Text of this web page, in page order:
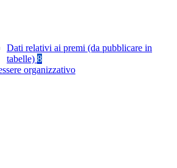
Dati relativi ai premi (da pubblicare in
tabelle) 8
organizzativo